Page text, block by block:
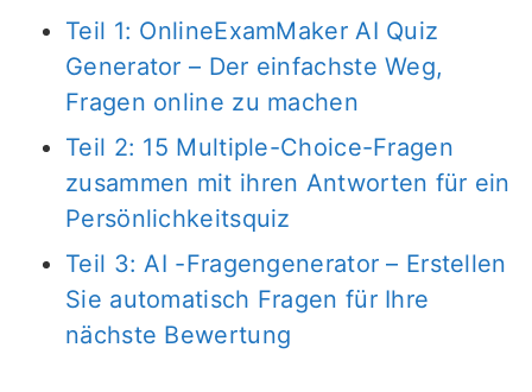
Teil 1: OnlineExamMaker AI Quiz
Generator – Der einfachste Weg,
Fragen online zu machen
Teil 2: 15 Multiple-Choice-Fragen
zusammen mit ihren Antworten für ein
Persönlichkeitsquiz
Teil 3: AI -Fragengenerator – Erstellen
Sie automatisch Fragen für Ihre
nächste Bewertung